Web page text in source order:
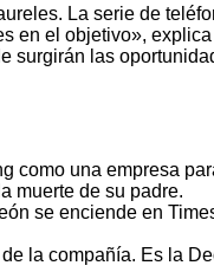
La serie de
en el objetivo»,
las
como una empresa
muerte de su padre.
se enciende en
la compañía. Es la